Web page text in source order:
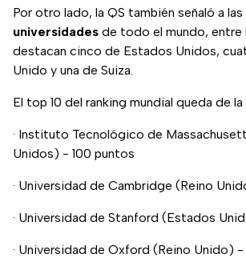
Por otro lado, la QS también señaló a
universidades de todo el mundo, entre
destacan cinco de Estados Unidos,
Unido y una de Suiza.
El top 10 del ranking mundial queda de
· Instituto Tecnológico de
Unidos) - 100 puntos
· Universidad de Cambridge (Reino
· Universidad de Stanford (Estados
· Universidad de Oxford (Reino Unido)